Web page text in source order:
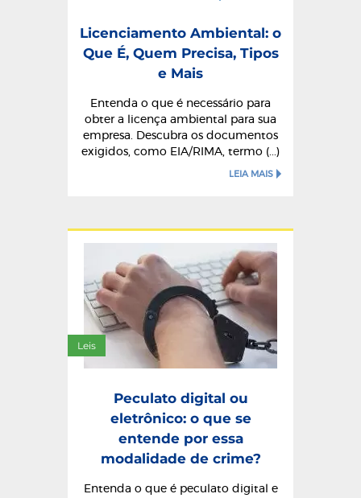
Licenciamento Ambiental: o
Que É, Quem Precisa, Tipos
e Mais
Entenda o que é necessário para
obter a licença ambiental para sua
empresa. Descubra os documentos
exigidos, como EIA/RIMA, termo (...)
LEIA MAIS
Leis
Peculato digital ou
eletrônico: o que se
entende por essa
modalidade de crime?
Entenda o que é peculato digital e